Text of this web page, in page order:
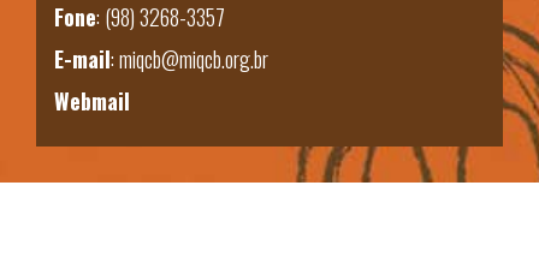
Fone: (98) 3268-3357
E-mail:miqcb@miqcb.org.br
Webmail